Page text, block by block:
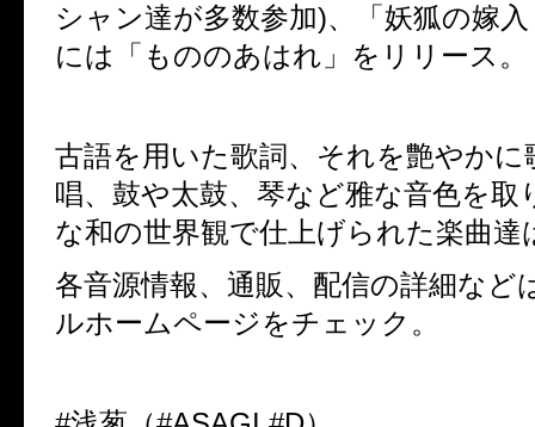
シャン達が多数参加)、「妖狐の嫁
には「もののあはれ」をリリース。
古語を用いた歌詞、それを艶やかに
唱、鼓や太鼓、琴など雅な音色を取
な和の世界観で仕上げられた楽曲達
各音源情報、通販、配信の詳細など
ルホームページをチェック。